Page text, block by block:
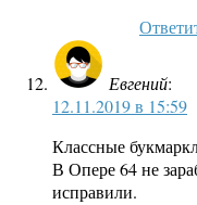
Евгений:
12.11.2019 в 15:59
Классные
В Опере 64 не
исправили.